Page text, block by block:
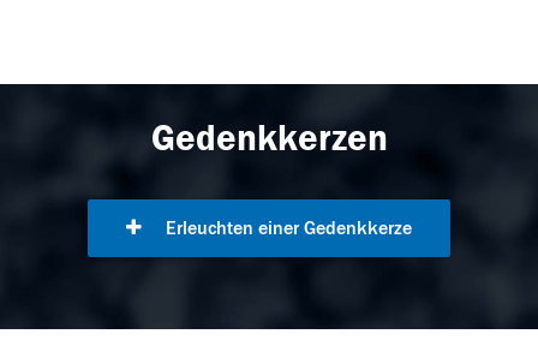
Gedenkkerzen
Erleuchten einer Gedenkkerze